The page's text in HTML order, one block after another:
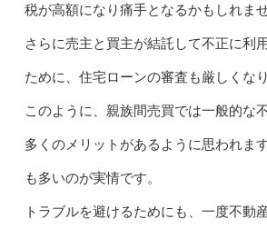
税が高額になり痛手となるかもしれませ
さらに売主と買主が結託して不正に利
ために、住宅ローンの審査も厳しくなり
このように、親族間売買では一般的な
多くのメリットがあるように思われま
も多いのが実情です。
トラブルを避けるためにも、一度不動